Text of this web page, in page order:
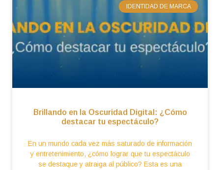
IDENTIDAD DE MARCA
Brillando en la Oscuridad Digital: ¿Cómo
destacar tu espectáculo?
En un mundo cada vez más saturado de información
y entretenimiento, ¿cómo lograr que tu espectáculo
se destaque y atraiga al público? Esta es una